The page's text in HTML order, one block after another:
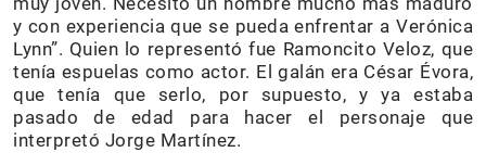
y con experiencia que se pueda enfrentar a Verónica
Lynn”. Quien lo representó fue Ramoncito Veloz, que
tenía espuelas como actor. El galán era César Évora,
que tenía que serlo, por supuesto, y ya estaba
pasado de edad para hacer el personaje que
interpretó Jorge Martínez.